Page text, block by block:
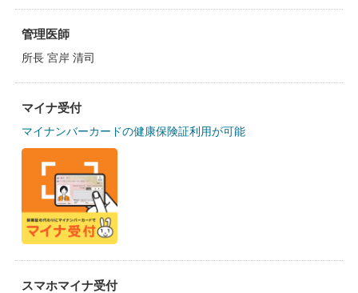
管理医師
所長 宮岸 清司
マイナ受付
マイナンバーカードの健康保険証利用が可能
スマホマイナ受付